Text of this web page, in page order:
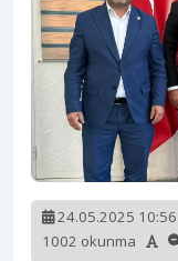
24.05.2025 10:56
1002 okunma